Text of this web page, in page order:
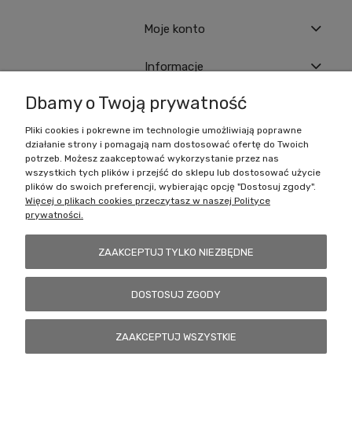
Moje konto
Informacje
Battlecult | ul. Benedykta Dybowskiego 45/7, 41-208 Sosnowiec, woj.
śląskie | Email:kontakt@battlecult.plTel.: 669966242 | NIP:
6443563610 REGON: 520502331
POKAŻ PEŁNĄ WERSJĘ STRONY
Dbamy o Twoją prywatność
Pliki cookies i pokrewne im technologie umożliwiają poprawne
działanie strony i pomagają nam dostosować ofertę do Twoich
potrzeb. Możesz zaakceptować wykorzystanie przez nas
wszystkich tych plików i przejść do sklepu lub dostosować użycie
plików do swoich preferencji, wybierając opcję "Dostosuj zgody".
Więcej o plikach cookies przeczytasz w naszej Polityce
prywatności.
ZAAKCEPTUJ TYLKO NIEZBĘDNE
DOSTOSUJ ZGODY
ZAAKCEPTUJ WSZYSTKIE